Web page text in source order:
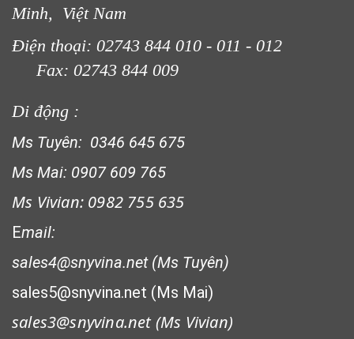
LƯỚI CHẮN CHIM
Minh, Việt Nam
Điện thoại: 02743 844 010 - 011 - 012
Fax: 02743 844 009
Di động :
Ms Tuyên: 0346 645 675
Ms Mai: 0907 609 765
Ms Vivian: 0982 755 635
Email:
sales4@snyvina.net (Ms Tuyên)
sales5@snyvina.net (Ms Mai)
sales3@snyvina.net (Ms Vivian)